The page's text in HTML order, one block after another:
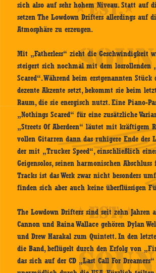
sich also auf sehr hohem Niveau. Statt auf
setzen The Lowdown Drifters allerdings auf
Atmosphäre zu erzeugen.
Mit „Fatherless“ zieht die Geschwindigkeit
steigert sich nochmal mit dem losrollenden
Scared“. Während beim erstgenannten
dezente Akzente setzt, bekommt sie beim
Raum, die sie energisch nutzt. Eine Piano-
„Nothings Scared“ für eine zusätzliche
„Streets Of Aberdeen“ läutet mit kräftigem
vollen Gitarren dann das ruhigere Ende des
der mit „Trucker Speed“, einschließlich
Geigensolos, seinen harmonischen
Tracks ist das Werk zwar nicht besonders
finden sich aber auch keine überflüssigen
The Lowdown Drifters sind seit zehn Jahren
Cannon und Raina Wallace gehören Dylan
und Drew Harakal zum Quintett. In den
die Band, beflügelt durch den Erfolg von
das sich auf der CD „Last Call For